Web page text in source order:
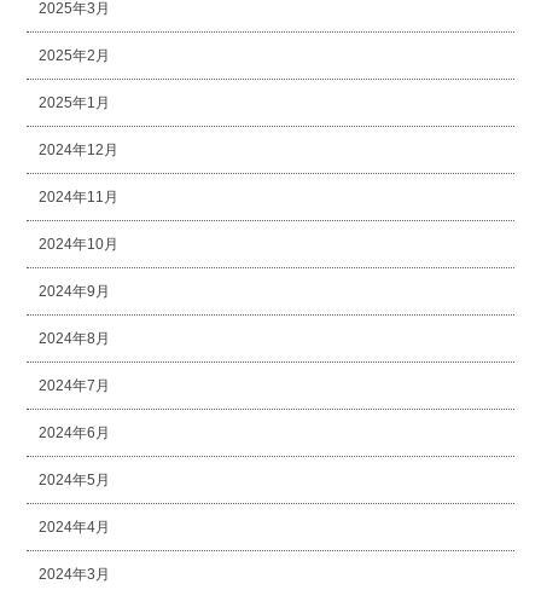
2025年3月
2025年2月
2025年1月
2024年12月
2024年11月
2024年10月
2024年9月
2024年8月
2024年7月
2024年6月
2024年5月
2024年4月
2024年3月